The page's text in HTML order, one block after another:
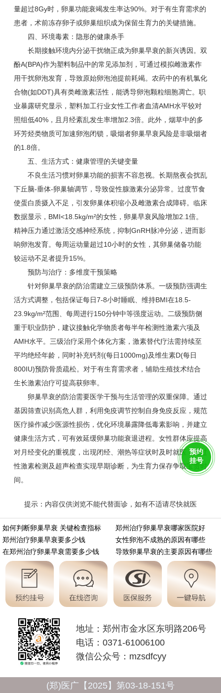
量超过8Gy时，卵巢功能衰竭发生率达90%。对于有生育需求的
患者，术前冻存卵子或卵巢组织成为保留生育力的关键措施。
四、环境毒素：隐形的健康杀手
长期接触环境内分泌干扰物正成为卵巢早衰的新兴诱因。双
酚A(BPA)作为塑料制品中的常见添加剂，可通过模拟雌激素作
用干扰卵泡发育，导致原始卵泡池提前耗竭。农药中的有机氯化
合物(如DDT)具有类雌激素活性，能诱导卵泡颗粒细胞凋亡。职
业暴露研究显示，塑料加工行业女性工作者血清AMH水平较对
照组低40%，且月经紊乱发生率增加2.3倍。此外，烟草中的多
环芳烃类物质可加速卵泡闭锁，吸烟者卵巢早衰风险是非吸烟者
的1.8倍。
五、生活方式：健康管理的关键变量
不良生活习惯对卵巢功能的损害不容忽视。长期熬夜会扰乱
下丘脑-垂体-卵巢轴调节，导致促性腺激素分泌异常。过度节食
使蛋白质摄入不足，引发卵巢体积缩小及雌激素合成障碍。临床
数据显示，BMI<18.5kg/m²的女性，卵巢早衰风险增加2.1倍。
精神压力通过激活交感神经系统，抑制GnRH脉冲分泌，进而影
响卵泡发育。每周运动量超过10小时的女性，其卵巢储备功能
较运动不足者提升15%。
预防与治疗：多维度干预策略
针对卵巢早衰的防治需建立三级预防体系。一级预防强调生
活方式调整，包括保证每日7-8小时睡眠、维持BMI在18.5-
23.9kg/m²范围、每周进行150分钟中等强度运动。二级预防侧
重于职业防护，建议接触化学物质者每半年检测性激素六项及
AMH水平。三级治疗采用个体化方案，激素替代疗法需持续至
平均绝经年龄，同时补充钙剂(每日1000mg)及维生素D(每日
800IU)预防骨质疏松。对于有生育需求者，辅助生殖技术结合
生长激素治疗可提高获卵率。
卵巢早衰的防治需要医学干预与生活管理的双重保障。通过
基因筛查识别高危人群，利用免疫调节控制自身免疫反应，规范
医疗操作减少医源性损伤，优化环境暴露降低毒素影响，并建立
健康生活方式，可有效延缓卵巢功能衰退进程。女性群体应提高
对月经变化的重视度，出现闭经、潮热等症状时及时就医，通过
性激素检测及超声检查实现早期诊断，为生育力保存争取宝贵时
间。
提示：内容仅供浏览不能代替面诊，如有不适请尽快就医
如何判断卵巢早衰 关键检查指标
郑州治疗卵巢早衰哪家医院好
郑州治疗卵巢早衰要多少钱
女性卵泡不成熟的原因有哪些
在郑州治疗卵巢早衰需要多少钱
导致卵巢早衰的主要原因有哪些
预约
挂号
地址：郑州市金水区东明路206号
电话：0371-61006100
微信公众号：mzsdfcyy
(郑)医广【2025】第03-18-151号